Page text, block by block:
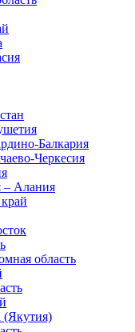
Балкария
Черкесия
– Алания
область
(Якутия)